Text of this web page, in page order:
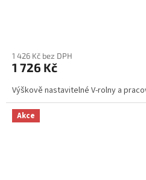
1 426 Kč bez DPH
1 726 Kč
Výškově nastavitelné V-rolny a
Akce